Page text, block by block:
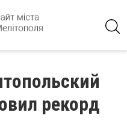
рекорд